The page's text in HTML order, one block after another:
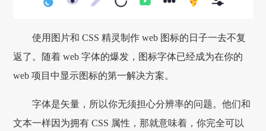
使用图片和 CSS 精灵制作 web 图标的日子一去不复
返了。随着 web 字体的爆发，图标字体已经成为在你的
web 项目中显示图标的第一解决方案。
字体是矢量，所以你无须担心分辨率的问题。他们和
文本一样因为拥有 CSS 属性，那就意味着，你完全可以